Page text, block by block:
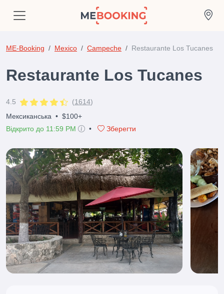
ME-Booking Mexico Campeche Restaurante Los Tucanes
Restaurante Los Tucanes
4.5 (1614)
Мексиканська • $100+
Відкрито до 11:59 PM
• Зберегти